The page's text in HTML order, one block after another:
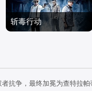
斩毒行动
星,邵峰,纵昕芸,赵雷棋,池
程,杨恒,左腾云,姜艺声,张
2026/中国大陆
抗争，最终加冕为查特拉